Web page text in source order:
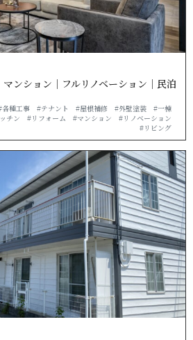
ンション｜フルリノベーション｜民泊
各種工事 #テナント #屋根補修 #外壁塗装
#一棟
チン #リフォーム #マンション
#リノベーション
#リビング